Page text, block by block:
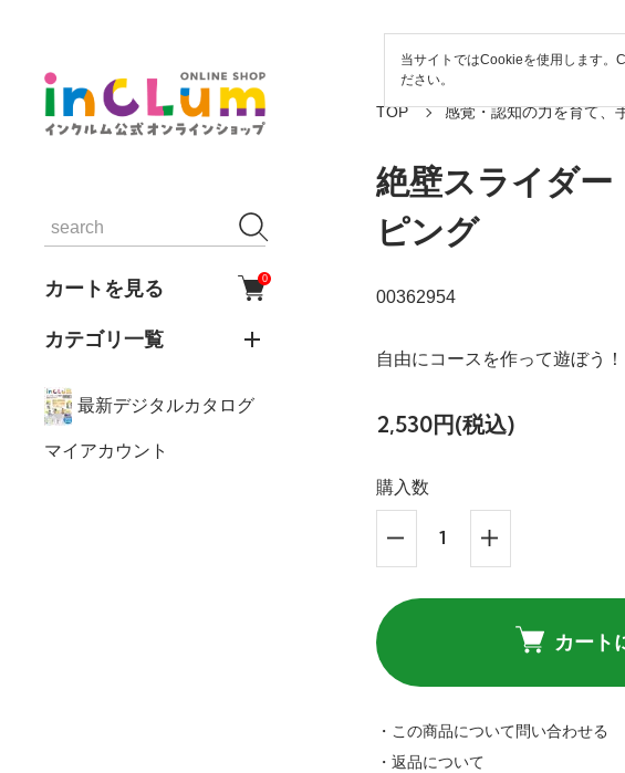
カートを見る 0
カテゴリ一覧
最新デジタルカタログ
マイアカウント
TOP 感覚・認知の力を育て、
絶壁スライダ
ピング
00362954
自由にコースを作って遊ぼう！
2,530円(税込)
購入数
カート
・この商品について問い合わせる
・返品について
当サイトではCookieを使用します。
ださい。